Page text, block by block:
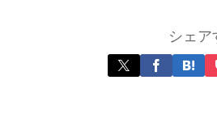
シェア